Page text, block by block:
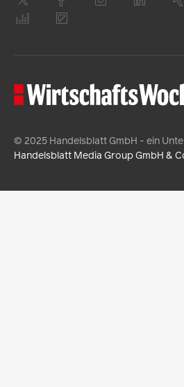
© 2025 Handelsblatt GmbH - ein
Handelsblatt Media Group GmbH &